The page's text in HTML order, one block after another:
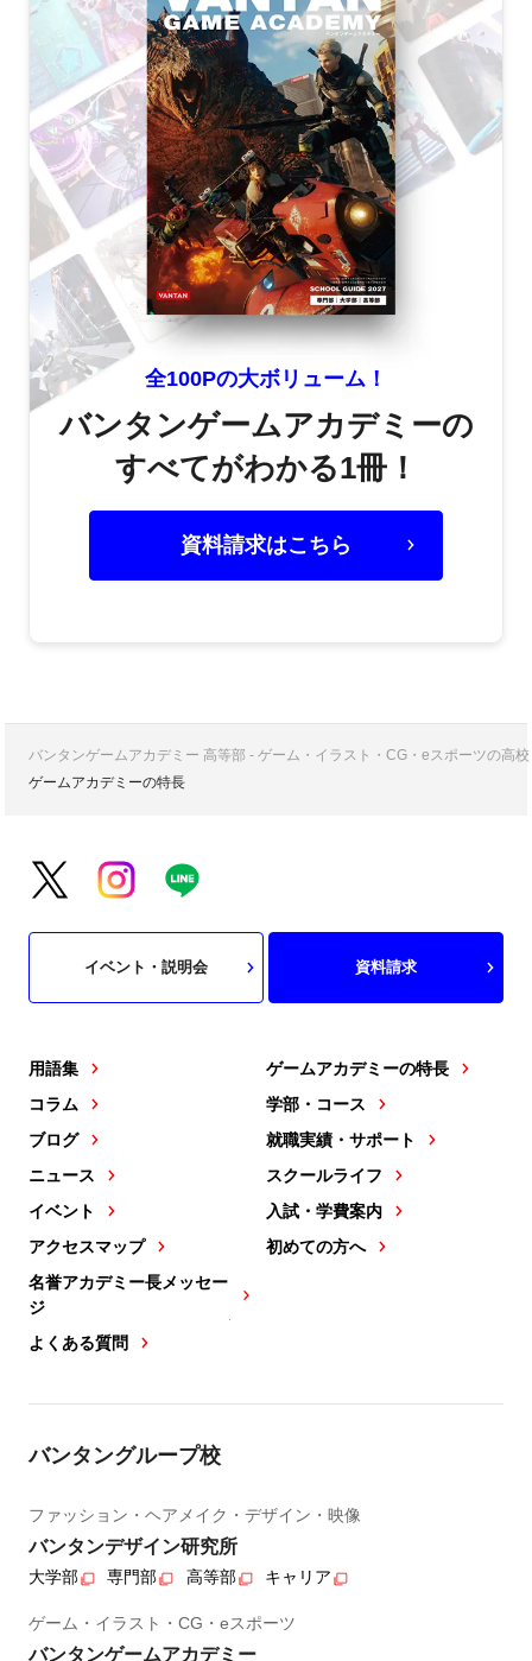
全100Pの大ボリューム！
バンタンゲームアカデミーの
すべてがわかる1冊！
資料請求はこちら
バンタンゲームアカデミー 高等部 - ゲーム・イラスト・CG・eスポーツの高
ゲームアカデミーの特長
用語集
コラム
ブログ
ニュース
イベント
アクセスマップ
名誉アカデミー長メッセー
ジ
よくある質問
ゲームアカデミーの特長
学部・コース
就職実績・サポート
スクールライフ
入試・学費案内
初めての方へ
イベント・説明会 資料請求
バンタングループ校
ファッション・ヘアメイク・デザイン・映像
バンタンデザイン研究所
大学部 専門部 高等部 キャリア
ゲーム・イラスト・CG・eスポーツ
バンタンゲームアカデミー